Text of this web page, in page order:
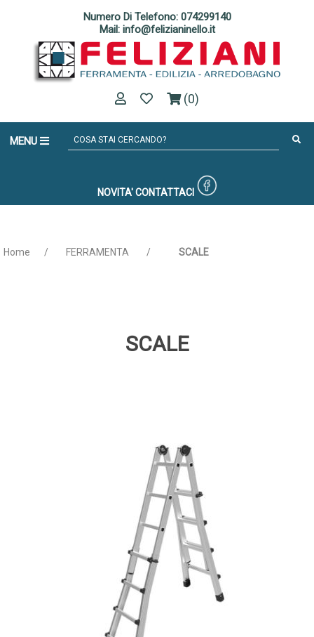
Numero Di Telefono: 074299140
Mail: info@felizianinello.it
(0)
MENU
NOVITA' CONTATTACI
Home / FERRAMENTA / SCALE
SCALE